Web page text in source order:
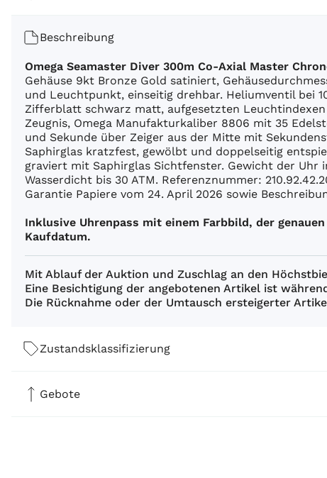
Beschreibung
Omega Seamaster Diver 300m Co-Axial Master
Gehäuse 9kt Bronze Gold satiniert,
und Leuchtpunkt, einseitig drehbar. Heliumventil bei
Zifferblatt schwarz matt, aufgesetzten
Zeugnis, Omega Manufakturkaliber 8806 mit 35
und Sekunde über Zeiger aus der Mitte mit
Saphirglas kratzfest, gewölbt und doppelseitig
graviert mit Saphirglas Sichtfenster. Gewicht der Uhr
Wasserdicht bis 30 ATM. Referenznummer:
Garantie Papiere vom 24. April 2026 sowie
Inklusive Uhrenpass mit einem Farbbild, der
Kaufdatum.
Mit Ablauf der Auktion und Zuschlag an den
Eine Besichtigung der angebotenen Artikel ist
Die Rücknahme oder der Umtausch ersteigerter
Zustandsklassifizierung
Gebote